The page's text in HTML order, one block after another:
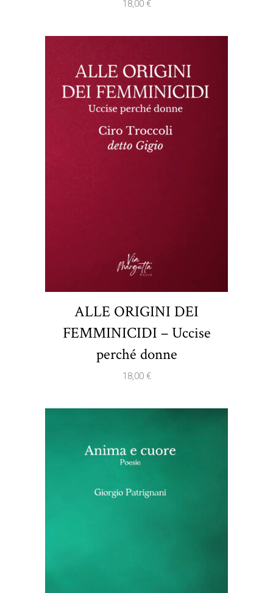
18,00 €
ALLE ORIGINI DEI
FEMMINICIDI – Uccise
perché donne
18,00 €